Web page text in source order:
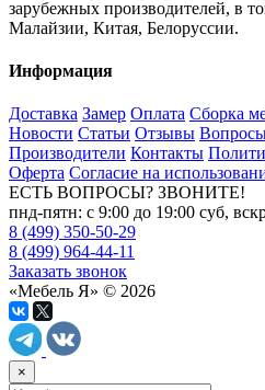
зарубежных производителей, в
Малайзии, Китая, Белоруссии.
Информация
Доставка Замер Оплата Сборка
Новости Статьи Отзывы
Производители Контакты
Оферта Согласие на
ЕСТЬ ВОПРОСЫ? ЗВОНИТЕ!
пнд-пятн: с 9:00 до 19:00 суб,
8 (499) 350-50-29
8 (499) 964-44-11
Заказать звонок
«Мебель Я» © 2026
×